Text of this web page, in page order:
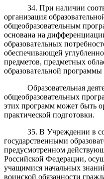
34. При наличии
организация
общеобразовательным
основана на
образовательных
обеспечивающей
предметов, предметных
образовательной
Образовательная
общеобразовательных
этих программ может быть
практической подготовки.
35. В Учреждении в
государственными
предусмотренном
Российской Федерации,
учащимися начальных
воинской обязанности